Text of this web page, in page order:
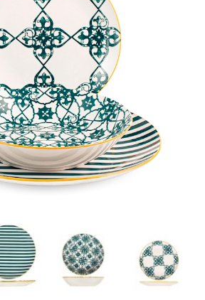
Millions of people around the
world visit Envato to buy and
sell creative assets, use smart
design templates, learn
creative skills or even hire
freelancers. With an industry-
leading marketplace paired
with an unlimited subscription
like you get projects done
faster.